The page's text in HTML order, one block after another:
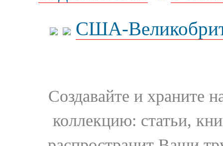
США-
Создавайте и храните
коллекцию: статьи,